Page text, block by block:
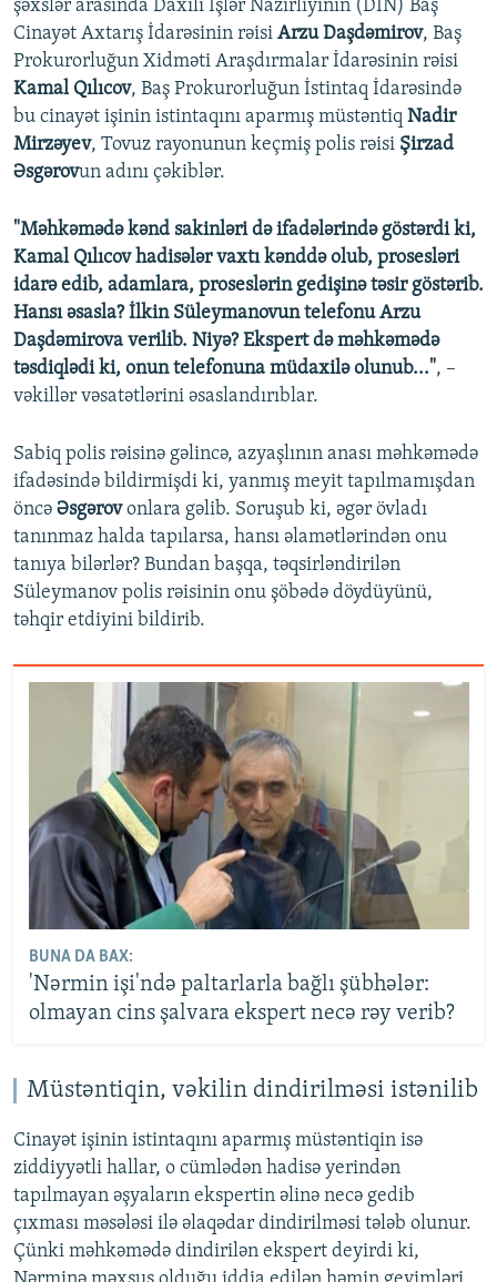
şəxslər arasında Daxili İşlər Nazirliyinin (DİN) Baş
Cinayət Axtarış İdarəsinin rəisi Arzu Daşdəmirov, Baş
Prokurorluğun Xidməti Araşdırmalar İdarəsinin rəisi
Kamal Qılıcov, Baş Prokurorluğun İstintaq İdarəsində
bu cinayət işinin istintaqını aparmış müstəntiq Nadir
Mirzəyev, Tovuz rayonunun keçmiş polis rəisi Şirzad
Əsgərovun adını çəkiblər.
"Məhkəmədə kənd sakinləri də ifadələrində göstərdi ki,
Kamal Qılıcov hadisələr vaxtı kənddə olub, prosesləri
idarə edib, adamlara, proseslərin gedişinə təsir göstərib.
Hansı əsasla? İlkin Süleymanovun telefonu Arzu
Daşdəmirova verilib. Niyə? Ekspert də məhkəmədə
təsdiqlədi ki, onun telefonuna müdaxilə olunub...", –
vəkillər vəsatətlərini əsaslandırıblar.
Sabiq polis rəisinə gəlincə, azyaşlının anası məhkəmədə
ifadəsində bildirmişdi ki, yanmış meyit tapılmamışdan
öncə Əsgərovonlara gəlib. Soruşub ki, əgər övladı
tanınmaz halda tapılarsa, hansı əlamətlərindən onu
tanıya bilərlər? Bundan başqa, təqsirləndirilən
Süleymanov polis rəisinin onu şöbədə döydüyünü,
təhqir etdiyini bildirib.
BUNA DA BAX:
'Nərmin işi'ndə paltarlarla bağlı şübhələr:
olmayan cins şalvara ekspert necə rəy verib?
Müstəntiqin, vəkilin dindirilməsi istənilib
Cinayət işinin istintaqını aparmış müstəntiqin isə
ziddiyyətli hallar, o cümlədən hadisə yerindən
tapılmayan əşyaların ekspertin əlinə necə gedib
çıxması məsələsi ilə əlaqədar dindirilməsi tələb olunur.
Çünki məhkəmədə dindirilən ekspert deyirdi ki,